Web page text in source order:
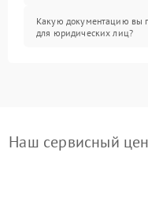
Какую документацию вы
для юридических лиц?
Наш сервисный